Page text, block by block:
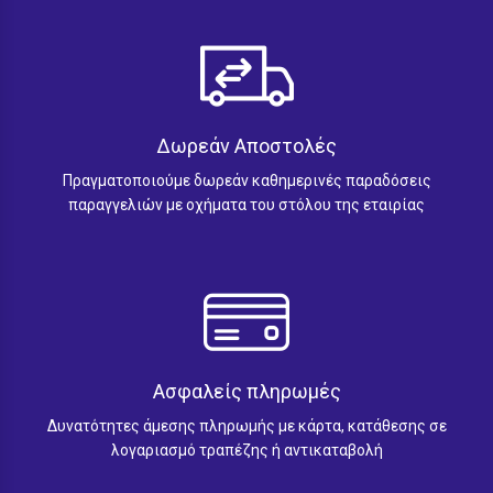
Δωρεάν Αποστολές
Πραγματοποιούμε δωρεάν καθημερινές παραδόσεις
παραγγελιών με οχήματα του στόλου της εταιρίας
Ασφαλείς πληρωμές
Δυνατότητες άμεσης πληρωμής με κάρτα, κατάθεσης σε
λογαριασμό τραπέζης ή αντικαταβολή